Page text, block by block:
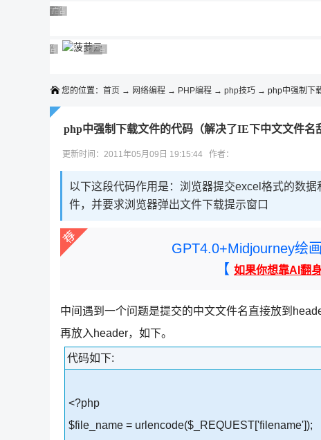
广告 商业广告，理性选择
广告 商业广告，理性选择
广告 商业广告，理性选择
广告 商业广告，理性选择
广告 商业广告，理性选择
广告 商业广告，理性选择
广告 商业广告，理性选择
广告 商业广告，理性选择广告 商业广告，理性选择
广告 商业广告，理性选择
您的位置： 首页 → 网络编程 → PHP编程 → php技巧 → php中强制下
php中强制下载文件的代码（解决了IE下中文文件名
更新时间：2011年05月09日 19:15:44 作者：
以下这段代码作用是：浏览器提交excel格式的数
件，并要求浏览器弹出文件下载提示窗口
GPT4.0+Midjourney绘
【 如果你想靠AI翻
中间遇到一个问题是提交的中文文件名直接放到
再放入header，如下。
代码如下:
<?php
$file_name = urlencode($_REQUEST['filename']);